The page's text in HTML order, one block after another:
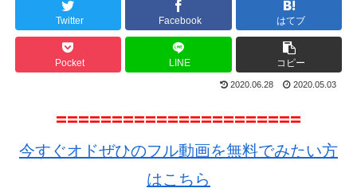
Twitter Facebook はてブ
Pocket LINE コピー
2020.06.28 2020.05.03
======================
今すぐオドぜひのフル動画を無料でみたい方
はこちら